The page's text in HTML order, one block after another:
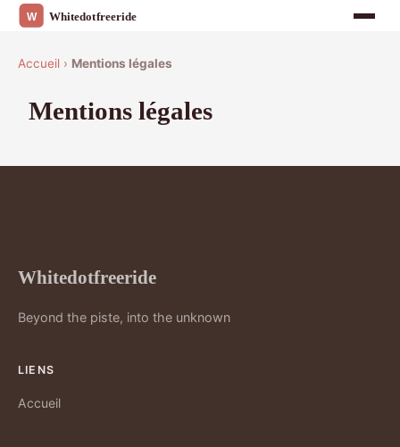
Accueil › Mentions légales
Mentions légales
Whitedotfreeride
Beyond the piste, into the unknown
LIENS
Accueil